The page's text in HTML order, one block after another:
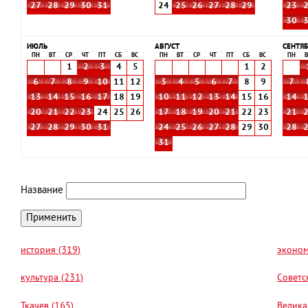
27
28 29 30 31
24
25 26 27 28 29
23
30
ИЮЛЬ
ПН ВТ СР ЧТ СБ ВС
1 2 3 4
5
6
7 8 9 10 11
12
13
14 15 16 17 18
19
20
21 22 23 24 25
26
27
28 29 30 31
АВГУСТ
ПН ВТ СР ЧТ СБ ВС
1
2
3
4 5 6 7 8
9
10
11 12 13 14 15
16
17
18 19 20 21 22
23
24
25 26 27 28 29
30
31
ПН
7
14
21
28
Название
история (319)
культура (231)
Ткачев (165)